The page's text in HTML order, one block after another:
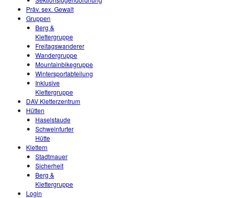
Präv. sex. Gewalt
Gruppen
Berg &
Klettergruppe
Freitagswanderer
Wandergruppe
Mountainbikegruppe
Wintersportabteilung
Inklusive
Klettergruppe
DAV Kletterzentrum
Hütten
Haselstaude
Schweinfurter
Hütte
Klettern
Stadtmauer
Sicherheit
Berg &
Klettergruppe
Login